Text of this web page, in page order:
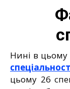
Нині в
цьому 26